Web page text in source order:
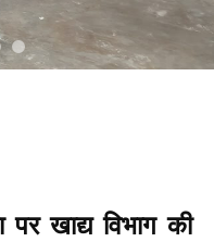
खाद्य विभाग की